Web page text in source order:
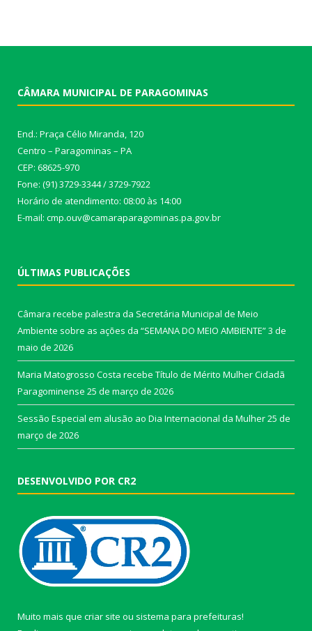
CÂMARA MUNICIPAL DE PARAGOMINAS
End.: Praça Célio Miranda, 120
Centro – Paragominas – PA
CEP: 68625-970
Fone: (91) 3729-3344 / 3729-7922
Horário de atendimento: 08:00 às 14:00
E-mail: cmp.ouv@camaraparagominas.pa.gov.br
ÚLTIMAS PUBLICAÇÕES
Câmara recebe palestra da Secretária Municipal de Meio
Ambiente sobre as ações da “SEMANA DO MEIO AMBIENTE”3 de
maio de 2026
Maria Matogrosso Costa recebe Título de Mérito Mulher Cidadã
Paragominense 25 de março de 2026
Sessão Especial em alusão ao Dia Internacional da Mulher25 de
março de 2026
DESENVOLVIDO POR CR2
Muito mais que criar site ou sistema para prefeituras!